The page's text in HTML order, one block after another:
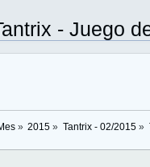
- Juego
» 2015 » Tantrix - 02/2015 »